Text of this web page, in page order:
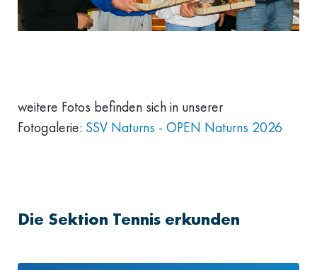
weitere Fotos befinden sich in unserer
Fotogalerie: SSV Naturns - OPEN Naturns 2026
Die Sektion Tennis erkunden